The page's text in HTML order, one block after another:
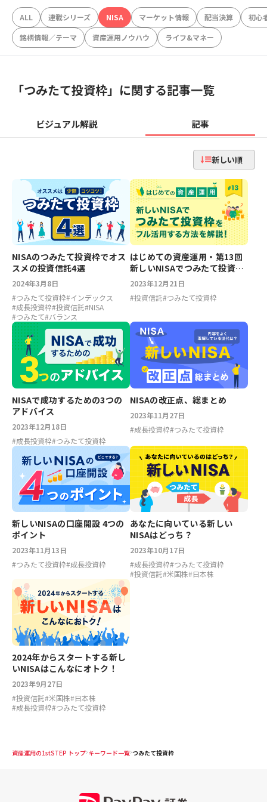
ALL 連載シリーズ NISA マーケット情報 配当決算
初心
銘柄情報／テーマ
資産運用ノウハウ ライフ&マネー
「つみたて投資枠」に関する記事一覧
ビジュアル解説 記事
新しい順
NISAのつみたて投資枠でオス
スメの投資信託4選
2024年3月8日
#つみたて投資枠#インデックス
#成長投資枠#投資信託#NISA
#つみたて#バランス
はじめての資産運用・第13回
新しいNISAでつみたて投資枠
をフル活用する方法を解説！
2023年12月21日
#投資信託#つみたて投資枠
NISAで成功するための3つの
アドバイス
2023年12月18日
#成長投資枠#つみたて投資枠
NISAの改正点、総まとめ
2023年11月27日
#成長投資枠#つみたて投資枠
新しいNISAの口座開設 4つの
ポイント
2023年11月13日
#つみたて投資枠#成長投資枠
あなたに向いている新しい
NISAはどっち？
2023年10月17日
#成長投資枠#つみたて投資枠
#投資信託#米国株#日本株
2024年からスタートする新し
いNISAはこんなにオトク！
2023年9月27日
#投資信託#米国株#日本株
#成長投資枠#つみたて投資枠
資産運用の1stSTEP トップ キーワード一覧 つみたて投資枠